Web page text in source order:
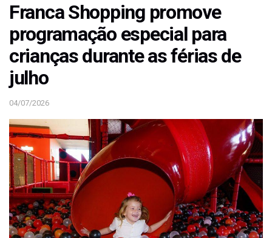
Franca Shopping promove
programação especial para
crianças durante as férias de
julho
04/07/2026